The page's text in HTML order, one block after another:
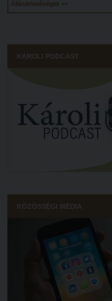
Álláslehetőségek >>
KÁROLI PODCAST
KÖZÖSSÉGI MÉDIA